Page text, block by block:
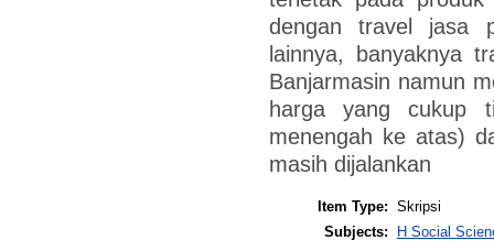
dengan travel jasa
lainnya, banyaknya
Banjarmasin namun
harga yang cukup
menengah ke atas)
masih dijalankan
Item Type: Skripsi
Subjects:
H Social